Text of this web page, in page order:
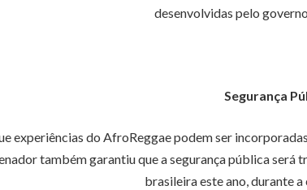
desenvolvidas pelo
Segurança
experiências do AfroReggae podem ser
também garantiu que a segurança pública
brasileira este ano, durante